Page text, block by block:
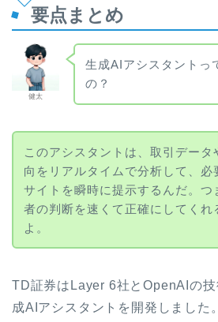
要点まとめ
健太
生成AIアシスタントっ
の？
このアシスタントは、取引データ
向をリアルタイムで分析して、必
サイトを瞬時に提示するんだ。つ
者の判断を速くて正確にしてくれ
よ。
TD証券はLayer 6社とOpenAIの
成AIアシスタントを開発しました